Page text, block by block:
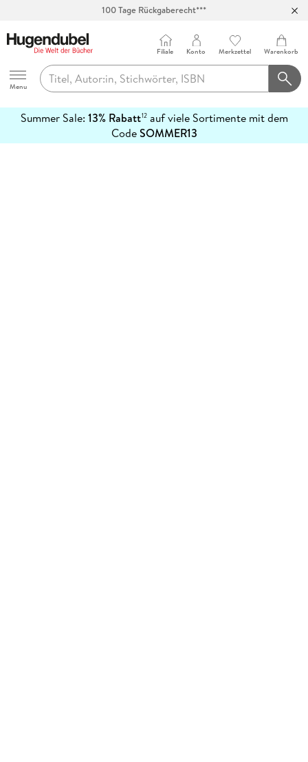
100 Tage Rückgaberecht***
Hugendubel
Menu
Filiale Konto Merkzettel Warenkorb
Summer Sale: 13% Rabatt12auf viele Sortimente mit dem
CodeSOMMER13
erfahren